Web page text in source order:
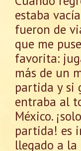
estaba
fueron de
que me
favorita:
más de un
partida y si
entraba al
México.
partida! es
llegado a la